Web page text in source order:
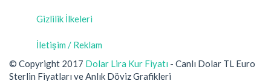
Gizlilik İlkeleri
İletişim / Reklam
© Copyright 2017 Dolar Lira Kur Fiyatı - Canlı Dolar TL Euro
Sterlin Fiyatları ve Anlık Döviz Grafikleri